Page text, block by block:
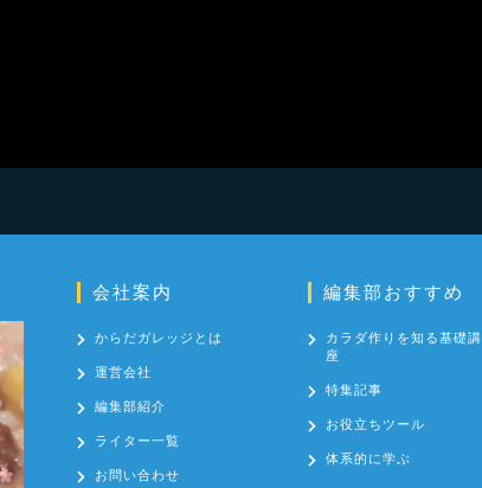
会社案内
からだガレッジとは
運営会社
編集部紹介
ライター一覧
お問い合わせ
編集部おすすめ
カラダ作りを知る基礎講
座
特集記事
お役立ちツール
体系的に学ぶ